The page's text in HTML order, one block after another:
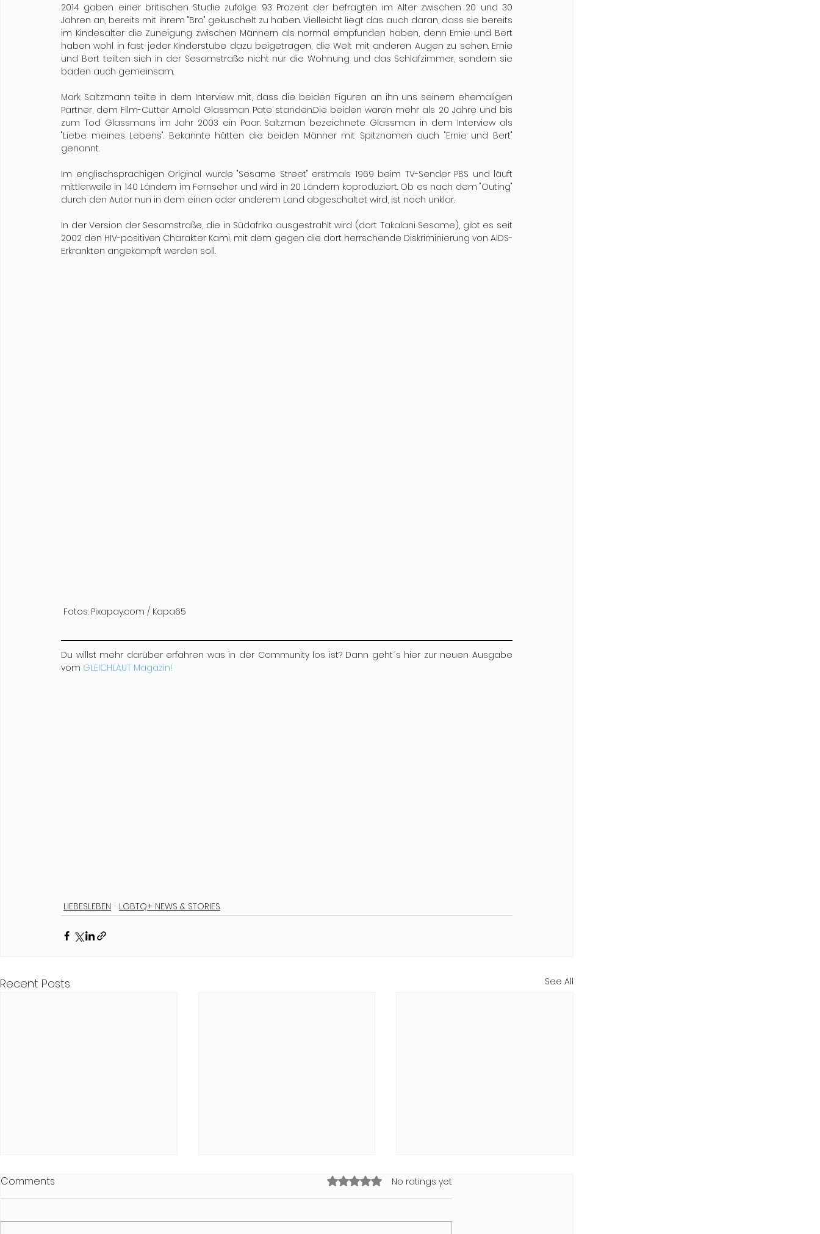
2014 gaben einer britischen Studie zufolge 93 Prozent der befragten im Alter zwischen 20 und 30
Jahren an, bereits mit ihrem "Bro" gekuschelt zu haben. Vielleicht liegt das auch daran, dass sie bereits
im Kindesalter die Zuneigung zwischen Männern als normal empfunden haben, denn Ernie und Bert
haben wohl in fast jeder Kinderstube dazu beigetragen, die Welt mit anderen Augen zu sehen. Ernie
und Bert teilten sich in der Sesamstraße nicht nur die Wohnung und das Schlafzimmer, sondern sie
baden auch gemeinsam.
Mark Saltzmann teilte in dem Interview mit, dass die beiden Figuren an ihn uns seinem ehemaligen
Partner, dem Film-Cutter Arnold Glassman Pate standen.Die beiden waren mehr als 20 Jahre und bis
zum Tod Glassmans im Jahr 2003 ein Paar. Saltzman bezeichnete Glassman in dem Interview als
"Liebe meines Lebens". Bekannte hätten die beiden Männer mit Spitznamen auch "Ernie und Bert"
genannt.
Im englischsprachigen Original wurde "Sesame Street" erstmals 1969 beim TV-Sender PBS und läuft
mittlerweile in 140 Ländern im Fernseher und wird in 20 Ländern koproduziert. Ob es nach dem "Outing"
durch den Autor nun in dem einen oder anderem Land abgeschaltet wird, ist noch unklar.
In der Version der Sesamstraße, die in Südafrika ausgestrahlt wird (dort Takalani Sesame), gibt es seit
2002 den HIV-positiven Charakter Kami, mit dem gegen die dort herrschende Diskriminierung von AIDS-
Erkrankten angekämpft werden soll.
Fotos: Pixapay.com / Kapa65
Du willst mehr darüber erfahren was in der Community los ist? Dann geht´s hier zur neuen Ausgabe
vom GLEICHLAUT Magazin!
LIEBESLEBEN LGBTQ+ NEWS & STORIES
Recent Posts See All
Comments Rated 0 out of 5 stars.No ratings yet